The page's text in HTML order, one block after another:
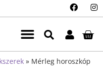
» Mérleg horoszkóp